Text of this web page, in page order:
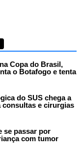
Copa do Brasil,
o Botafogo e tenta
do SUS chega a
consultas e cirurgias
se passar por
com tumor